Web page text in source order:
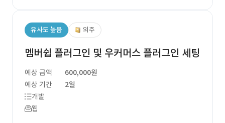
유사도 높음 외주
멤버쉽 플러그인 및 우커머스 플러그인 세팅
예상 금액
600,000원
예상 기간
2일
개발
웹